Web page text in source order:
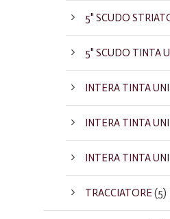
5" SCUDO
5" SCUDO TINTA
INTERA TINTA
INTERA TINTA
INTERA TINTA
TRACCIATORE(5)